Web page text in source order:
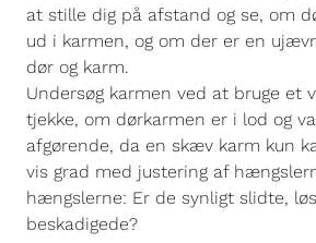
at stille dig på afstand og se, om
ud i karmen, og om der er en
dør og karm.
Undersøg karmen ved at bruge et
tjekke, om dørkarmen er i lod og
afgørende, da en skæv karm kun
vis grad med justering af
hængslerne: Er de synligt slidte,
beskadigede?